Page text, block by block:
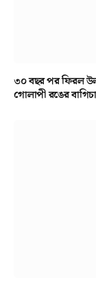
৩০ বছর পর ফিরল
গোলাপী রঙের